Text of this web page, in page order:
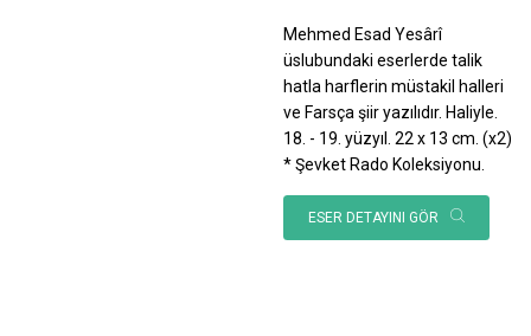
Mehmed Esad Yesârî
üslubundaki eserlerde talik
hatla harflerin müstakil halleri
ve Farsça şiir yazılıdır. Haliyle.
18. - 19. yüzyıl. 22 x 13 cm. (x2)
* Şevket Rado Koleksiyonu.
ESER DETAYINI GÖR